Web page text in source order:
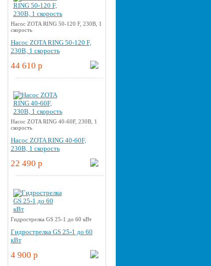
Насос ZOTA RING 50-120 F, 230В, 1
скорость
Насос ZOTA RING 50-120 F,
230В, 1 скорость
44 610 p
Насос ZOTA RING 40-60F, 230В, 1
скорость
Насос ZOTA RING 40-60F,
230В, 1 скорость
22 490 p
Гидрострелка GS 25-1 до 60 кВт
Гидрострелка GS 25-1 до 60
кВт
4 900 p